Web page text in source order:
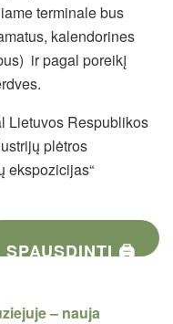
terminale bus
kalendorines
ir pagal poreikį
Lietuvos Respublikos
plėtros
ekspozicijas“
SPAUSDINTI 🖨
– nauja